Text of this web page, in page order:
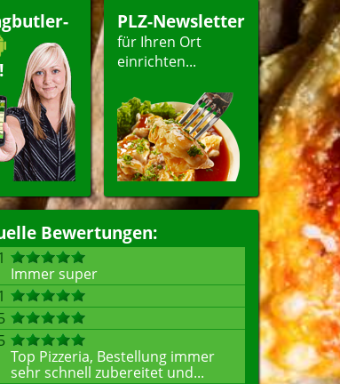
PLZ-Newsletter
für Ihren Ort
einrichten...
Bewertungen:
Immer super
Top Pizzeria, Bestellung immer
sehr schnell zubereitet und...
Dessert
Getränke